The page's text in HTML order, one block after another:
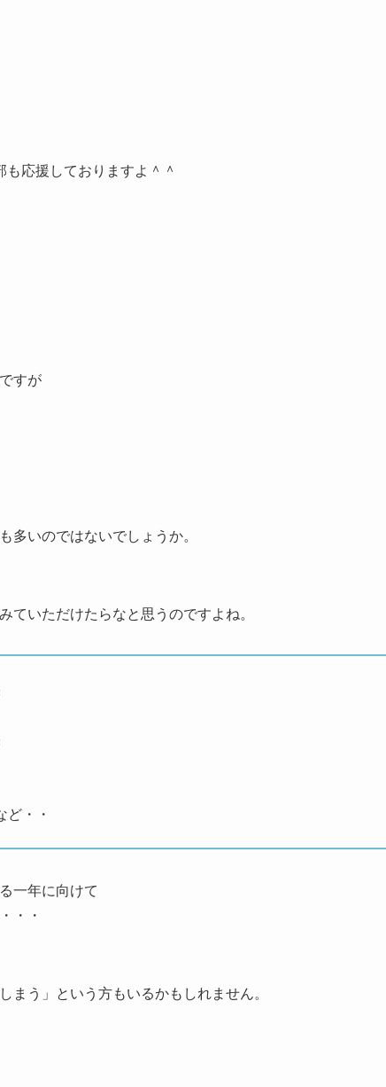
応援しておりますよ＾＾
すが
いのではないでしょうか。
いただけたらなと思うのですよね。
ど・・
一年に向けて
・・
う」という方もいるかもしれません。